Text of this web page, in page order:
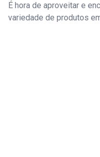
É hora de aproveitar e
variedade de produtos